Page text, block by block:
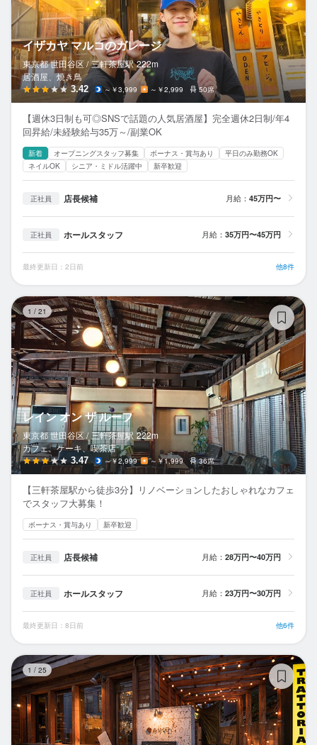
イザカヤ マルコのガレージ
東京都 世田谷区 / 三軒茶屋駅 222m
居酒屋、焼き鳥
3.42 ～￥3,999 ～￥2,999 50席
【週休3日制も可◎SNSで話題の人気居酒屋】完全週休2日制/年4
回昇給/未経験給与35万～/副業OK
新着 オープニングスタッフ募集 ボーナス・賞与あり
平日のみ勤務OK
ネイルOK
シニア・ミドル活躍中 新卒歓迎
正社員 店長候補 月給： 45万円〜
正社員 ホールスタッフ 月給： 35万円〜45万円
最終更新日：2日前 他8件
1 / 21
レイン オン ザ ルーフ
東京都 世田谷区 / 三軒茶屋駅 222m
カフェ、ケーキ、喫茶店
3.47 ～￥2,999 ～￥1,999 36席
【三軒茶屋駅から徒歩3分】リノベーションしたおしゃれなカフェ
でスタッフ大募集！
ボーナス・賞与あり 新卒歓迎
正社員 店長候補 月給： 28万円〜40万円
正社員 ホールスタッフ 月給： 23万円〜30万円
最終更新日：8日前 他6件
1 / 25